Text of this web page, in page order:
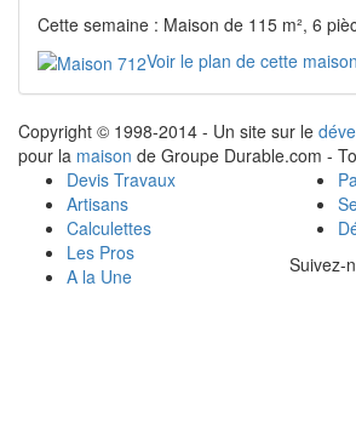
Cette semaine : Maison de 115 m², 6
Voir le plan de cette maison
Copyright © 1998-2014 - Un site sur le
pour la maison de Groupe Durable.com -
Devis Travaux
Artisans
Calculettes
Les Pros
A la Une
Suivez-